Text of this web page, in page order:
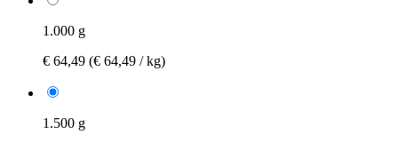
1.000 g
€ 64,49 (€ 64,49 / kg)
1.500 g